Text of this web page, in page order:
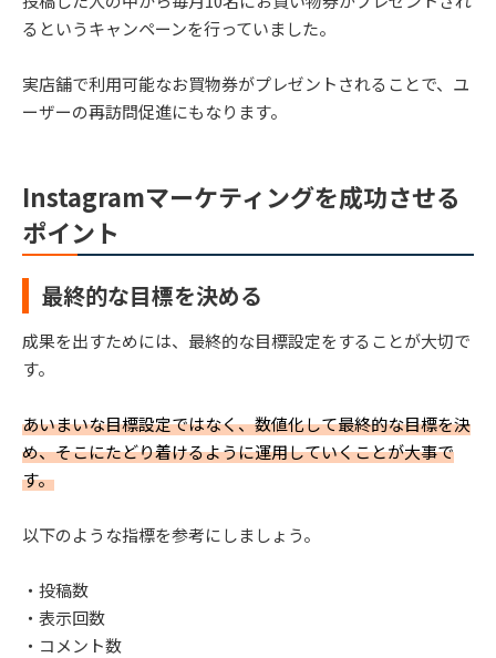
るというキャンペーンを行っていました。
実店舗で利用可能なお買物券がプレゼントされることで、ユ
ーザーの再訪問促進にもなります。
Instagramマーケティングを成功させる
ポイント
最終的な目標を決める
成果を出すためには、最終的な目標設定をすることが大切で
す。
あいまいな目標設定ではなく、数値化して最終的な目標を決
め、そこにたどり着けるように運用していくことが大事で
す。
以下のような指標を参考にしましょう。
・投稿数
・表示回数
・コメント数